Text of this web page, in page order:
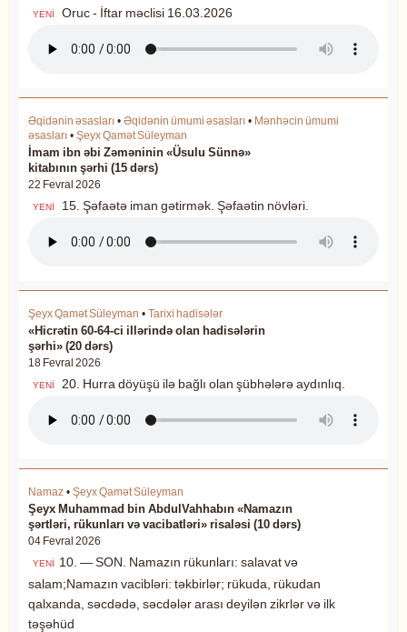
YENİ Oruc - İftar məclisi 16.03.2026
Əqidənin əsasları • Əqidənin ümumi əsasları • Mənhəcin ümumi
əsasları • Şeyx Qamət Süleyman
İmam ibn əbi Zəməninin «Üsulu Sünnə»
kitabının şərhi (15 dərs)
22 Fevral 2026
YENİ 15. Şəfaətə iman gətirmək. Şəfaətin növləri.
Şeyx Qamət Süleyman • Tarixi hadisələr
«Hicrətin 60-64-ci illərində olan hadisələrin
şərhi» (20 dərs)
18 Fevral 2026
YENİ 20. Hurra döyüşü ilə bağlı olan şübhələrə aydınlıq.
Namaz • Şeyx Qamət Süleyman
Şeyx Muhammad bin AbdulVahhabın «Namazın
şərtləri, rükunları və vacibatləri» risaləsi (10 dərs)
04 Fevral 2026
YENİ
10. — SON. Namazın rükunları: salavat və
salam;Namazın vacibləri: təkbirlər; rükuda, rükudan
qalxanda, səcdədə, səcdələr arası deyilən zikrlər və ilk
təşəhüd